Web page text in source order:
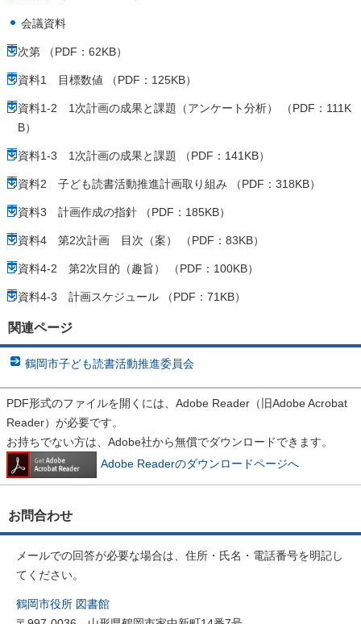
会議資料
次第 （PDF：62KB）
資料1 目標数値 （PDF：125KB）
資料1-2 1次計画の成果と課題（アンケート分析） （PDF：111K
B）
資料1-3 1次計画の成果と課題 （PDF：141KB）
資料2 子ども読書活動推進計画取り組み （PDF：318KB）
資料3 計画作成の指針 （PDF：185KB）
資料4 第2次計画 目次（案） （PDF：83KB）
資料4-2 第2次目的（趣旨） （PDF：100KB）
資料4-3 計画スケジュール （PDF：71KB）
関連ページ
鶴岡市子ども読書活動推進委員会
PDF形式のファイルを開くには、Adobe Reader（旧Adobe Acrobat
Reader）が必要です。
お持ちでない方は、Adobe社から無償でダウンロードできます。
Adobe Readerのダウンロードページへ
お問合わせ
メールでの回答が必要な場合は、住所・氏名・電話番号を明記し
てください。
鶴岡市役所 図書館